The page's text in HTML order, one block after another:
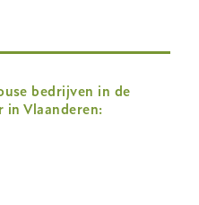
bedrijven in de
in Vlaanderen: